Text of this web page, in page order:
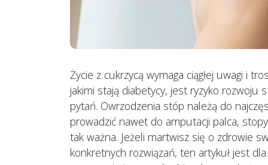
Życie z cukrzycą wymaga ciągłej uwagi i
jakimi stają diabetycy, jest ryzyko rozwoju
pytań. Owrzodzenia stóp należą do
prowadzić nawet do amputacji palca,
tak ważna. Jeżeli martwisz się o zdrowie
konkretnych rozwiązań, ten artykuł jest
Bezsenność: przyczyny i
higiena snu
3 sierpnia, 2026
Kifoza (okrągłe plecy) u